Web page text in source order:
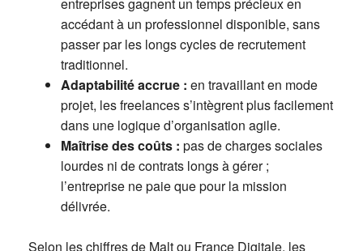
entreprises gagnent un temps précieux en
accédant à un professionnel disponible, sans
passer par les longs cycles de recrutement
traditionnel.
Adaptabilité accrue : en travaillant en mode
projet, les freelances s’intègrent plus facilement
dans une logique d’organisation agile.
Maîtrise des coûts : pas de charges sociales
lourdes ni de contrats longs à gérer ;
l’entreprise ne paie que pour la mission
délivrée.
Selon les chiffres de Malt ou France Digitale, les